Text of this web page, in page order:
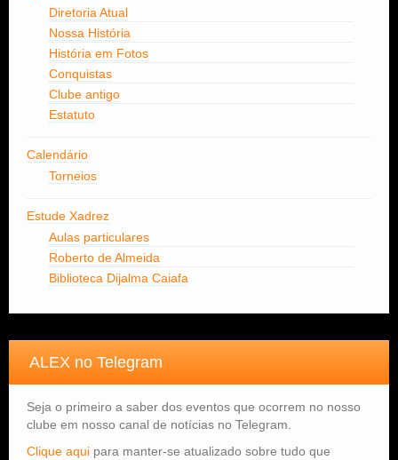
Diretoria Atual
Nossa História
História em Fotos
Conquistas
Clube antigo
Estatuto
Calendário
Torneios
Estude Xadrez
Aulas particulares
Roberto de Almeida
Biblioteca Dijalma Caiafa
ALEX no Telegram
Seja o primeiro a saber dos eventos que ocorrem no nosso
clube em nosso canal de notícias no Telegram.
Clique aqui para manter-se atualizado sobre tudo que